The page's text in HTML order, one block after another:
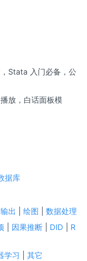
Stata 入门必备，公
放，白话面板模
据库
出 |绘图 |数据处理
因果推断 DID
R
学习 |其它